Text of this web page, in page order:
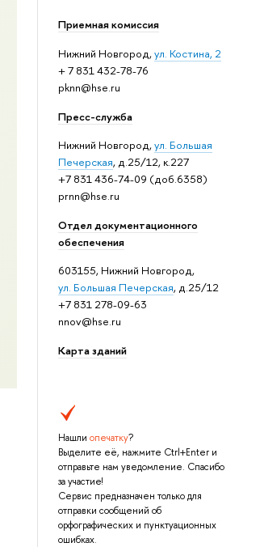
Приемная комиссия
Нижний Новгород,ул. Костина, 2
+ 7 831 432-78-76
pknn@hse.ru
Пресс-служба
Нижний Новгород,ул. Большая
Печерская, д.25/12, к.227
+7 831 436-74-09 (доб.6358)
prnn@hse.ru
Отдел документационного
обеспечения
603155, Нижний Новгород,
ул. Большая Печерская, д.25/12
+7 831 278-09-63
nnov@hse.ru
Карта зданий
Нашли опечатку?
Выделите её, нажмите Ctrl+Enter и
отправьте нам уведомление. Спасибо
за участие!
Сервис предназначен только для
отправки сообщений об
орфографических и пунктуационных
ошибках.